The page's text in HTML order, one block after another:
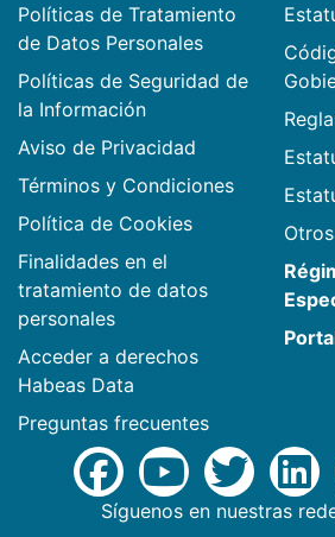
Políticas de Tratamiento
de Datos Personales
Políticas de Seguridad de
la Información
Aviso de Privacidad
Términos y Condiciones
Política de Cookies
Finalidades en el
tratamiento de datos
personales
Acceder a derechos
Habeas Data
Preguntas frecuentes
Otros
Síguenos en nuestras